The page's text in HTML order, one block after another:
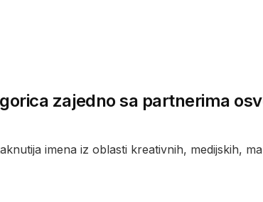
zajedno sa partnerima
imena iz oblasti kreativnih, medijskih,